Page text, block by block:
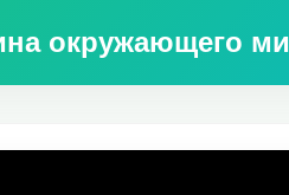
окружающего